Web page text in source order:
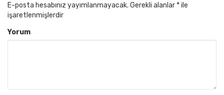
E-posta hesabınız yayımlanmayacak. Gerekli alanlar *ile
işaretlenmişlerdir
Yorum